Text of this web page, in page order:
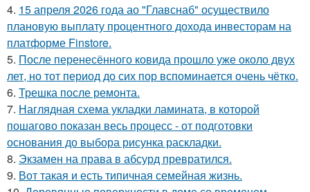
4. 15 апреля 2026 года ао "Главснаб" осуществило
плановую выплату процентного дохода инвесторам на
платформе Finstore.
5. После перенесённого ковида прошло уже около двух
лет, но тот период до сих пор вспоминается очень чётко.
6. Трешка после ремонта.
7. Наглядная схема укладки ламината, в которой
пошагово показан весь процесс - от подготовки
основания до выбора рисунка раскладки.
8. Экзамен на права в абсурд превратился.
9. Вот такая и есть типичная семейная жизнь.